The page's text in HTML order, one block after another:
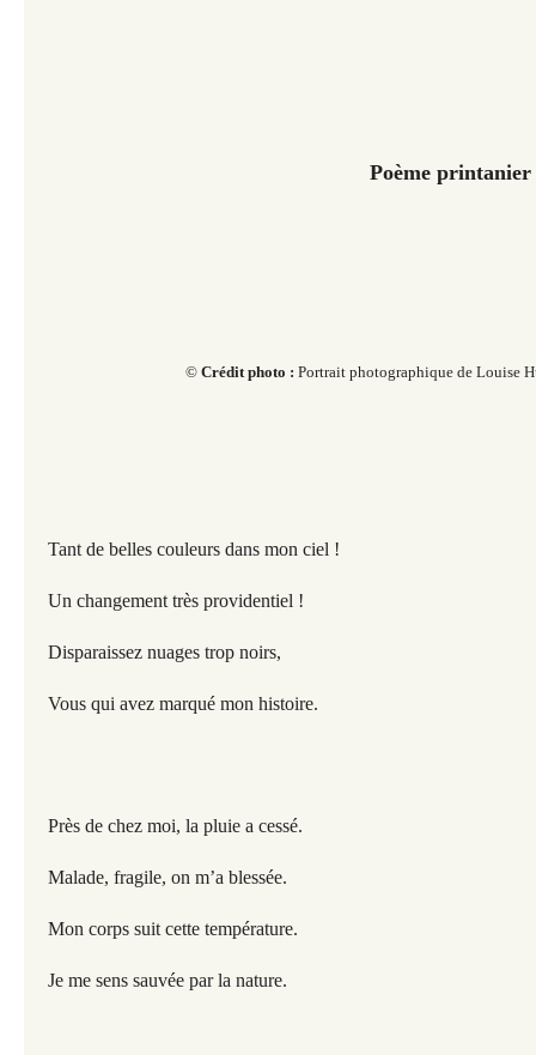
Poème
​© ​​​ Crédit photo : Portrait photographique de Louise
Tant de belles couleurs dans mon ciel !
Un changement très providentiel !
Disparaissez nuages trop noirs,
Vous qui avez marqué mon histoire.
Près de chez moi, la pluie a cessé.
Malade, fragile, on m’a blessée.
Mon corps suit cette température.
Je me sens sauvée par la nature.